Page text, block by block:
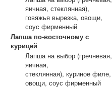
яичная, стеклянная),
говяжья вырезка, овощи,
соус фирменный
Лапша по-восточному с
курицей
Лапша на выбор (гречневая,
яичная,
стеклянная), куриное филе,
овощи, соус фирменный